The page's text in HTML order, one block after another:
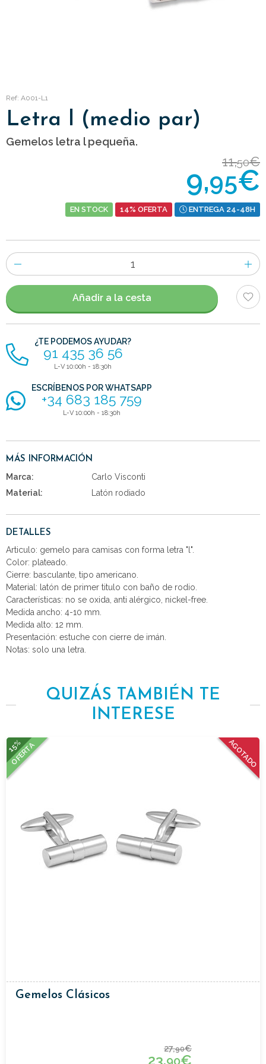
Ref: A001-L1
Letra l (medio par)
Gemelos letra l pequeña.
11,50€
9,95€
EN STOCK 14% OFERTA ENTREGA 24-48H
Número
de
artículos
Añadir a la cesta
¿TE PODEMOS AYUDAR?
91 435 36 56
L-V 10:00h - 18:30h
ESCRÍBENOS POR WHATSAPP
+34 683 185 759
L-V 10:00h - 18:30h
MÁS INFORMACIÓN
Marca:
Carlo Visconti
Material:
Latón rodiado
DETALLES
Articulo: gemelo para camisas con forma letra "l".
Color: plateado.
Cierre: basculante, tipo americano.
Material: latón de primer titulo con baño de rodio.
Características: no se oxida, anti alérgico, nickel-free.
Medida ancho: 4-10 mm.
Medida alto: 12 mm.
Presentación: estuche con cierre de imán.
Notas: solo una letra.
QUIZÁS TAMBIÉN TE
INTERESE
AGOTADO
15%
OFERTA
Gemelos Clásicos
27,90€
23,90€